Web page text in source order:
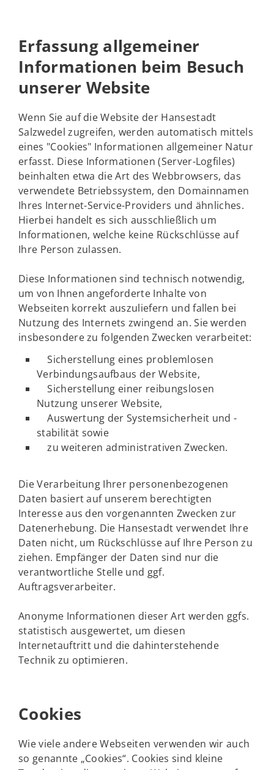
Erfassung allgemeiner
Informationen beim Besuch
unserer Website
Wenn Sie auf die Website der Hansestadt
Salzwedel zugreifen, werden automatisch mittels
eines "Cookies" Informationen allgemeiner Natur
erfasst. Diese Informationen (Server-Logfiles)
beinhalten etwa die Art des Webbrowsers, das
verwendete Betriebssystem, den Domainnamen
Ihres Internet-Service-Providers und ähnliches.
Hierbei handelt es sich ausschließlich um
Informationen, welche keine Rückschlüsse auf
Ihre Person zulassen.
Diese Informationen sind technisch notwendig,
um von Ihnen angeforderte Inhalte von
Webseiten korrekt auszuliefern und fallen bei
Nutzung des Internets zwingend an. Sie werden
insbesondere zu folgenden Zwecken verarbeitet:
Sicherstellung eines problemlosen
Verbindungsaufbaus der Website,
Sicherstellung einer reibungslosen
Nutzung unserer Website,
Auswertung der Systemsicherheit und -
stabilität sowie
zu weiteren administrativen Zwecken.
Die Verarbeitung Ihrer personenbezogenen
Daten basiert auf unserem berechtigten
Interesse aus den vorgenannten Zwecken zur
Datenerhebung. Die Hansestadt verwendet Ihre
Daten nicht, um Rückschlüsse auf Ihre Person zu
ziehen. Empfänger der Daten sind nur die
verantwortliche Stelle und ggf.
Auftragsverarbeiter.
Anonyme Informationen dieser Art werden ggfs.
statistisch ausgewertet, um diesen
Internetauftritt und die dahinterstehende
Technik zu optimieren.
Cookies
Wie viele andere Webseiten verwenden wir auch
so genannte „Cookies“. Cookies sind kleine